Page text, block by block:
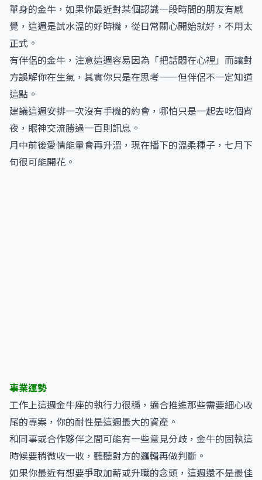
單身的金牛，如果你最近對某個認識一段時間的朋友有感
覺，這週是試水溫的好時機，從日常關心開始就好，不用太
正式。
有伴侶的金牛，注意這週容易因為「把話悶在心裡」而讓對
方誤解你在生氣，其實你只是在思考——但伴侶不一定知道
這點。
建議這週安排一次沒有手機的約會，哪怕只是一起去吃個宵
夜，眼神交流勝過一百則訊息。
月中前後愛情能量會再升溫，現在播下的溫柔種子，七月下
旬很可能開花。
事業運勢
工作上這週金牛座的執行力很穩，適合推進那些需要細心收
尾的專案，你的耐性是這週最大的資產。
和同事或合作夥伴之間可能有一些意見分歧，金牛的固執這
時候要稍微收一收，聽聽對方的邏輯再做判斷。
如果你最近有想要爭取加薪或升職的念頭，這週還不是最佳